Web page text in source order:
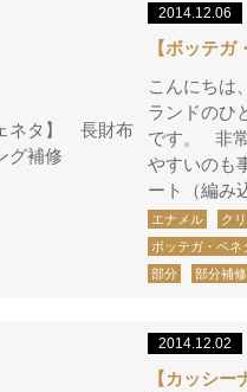
2014.12.06
【ボッテ
こんにちは
ランドのひ
です。 非
やすいのも
ート（編み
エナメル ク
ボッテガ・ベネ
部分
部分補修
2014.12.02
【カッシ